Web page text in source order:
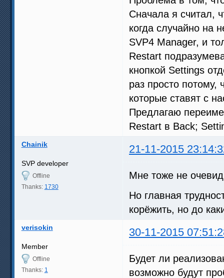
Сначала я считал,
когда случайно на
SVP4 Manager, и
Restart
кнопкой Settings
раз просто потому,
которые ставят с
Предлагаю
Restart в Back;
Chainik 21-11-2015
SVP developer
Offline
Thanks: 1730
Мне тоже не
Но главная
корёжить, но до
verisokin 30-11-2015
Member
Offline
Thanks: 1
Будет ли
возможно будут